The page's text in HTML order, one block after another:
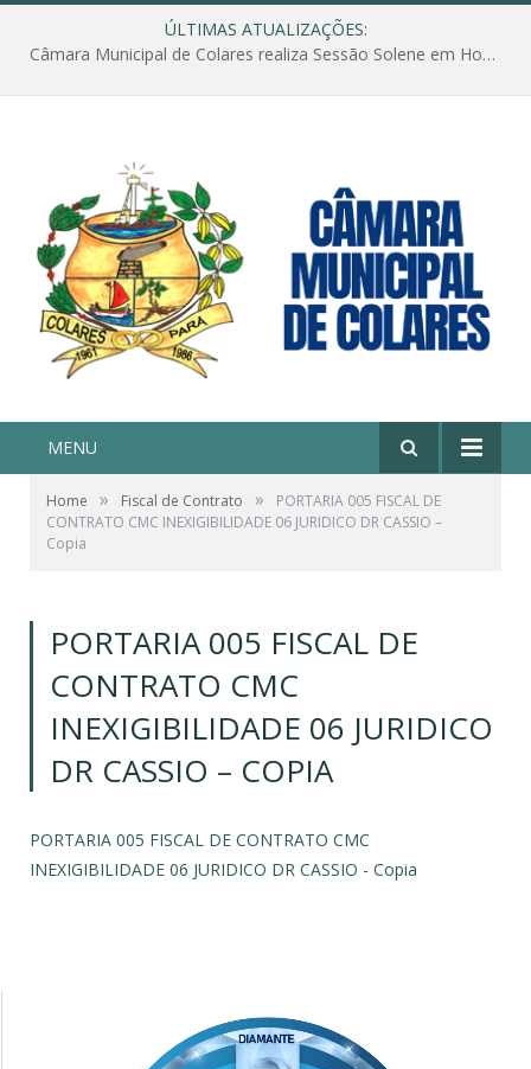
ÚLTIMAS ATUALIZAÇÕES:
Câmara Municipal de Colares realiza Sessão Solene em Homenagem ao Dia das Mães
MENU
Home » Fiscal de Contrato »
PORTARIA 005 FISCAL DE
CONTRATO CMC INEXIGIBILIDADE 06 JURIDICO DR CASSIO –
Copia
PORTARIA 005 FISCAL DE
CONTRATO CMC
INEXIGIBILIDADE 06 JURIDICO
DR CASSIO – COPIA
PORTARIA 005 FISCAL DE CONTRATO CMC
INEXIGIBILIDADE 06 JURIDICO DR CASSIO - Copia